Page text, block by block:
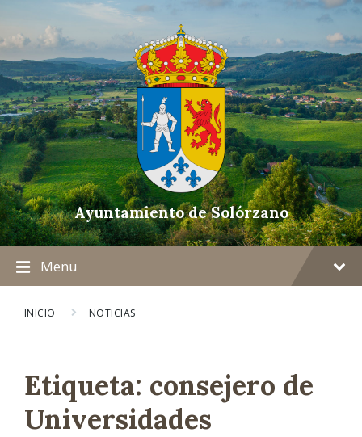
Ayuntamiento de Solórzano
Menu
INICIO NOTICIAS
Etiqueta: consejero de
Universidades